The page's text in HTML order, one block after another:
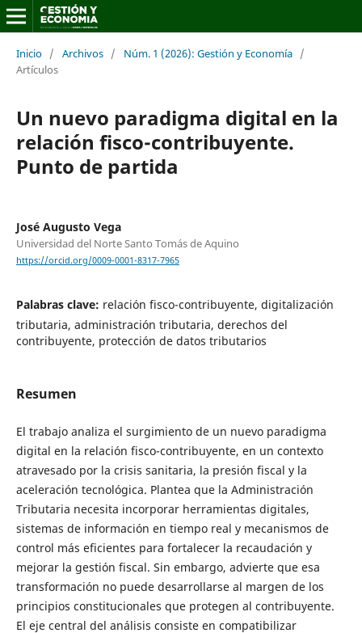
Inicio / Archivos / Núm. 1 (2026): Gestión y Economía /
Artículos
Un nuevo paradigma digital en la
relación fisco-contribuyente.
Punto de partida
José Augusto Vega
Universidad del Norte Santo Tomás de Aquino
https://orcid.org/0009-0001-8317-7965
Palabras clave: relación fisco-contribuyente, digitalización
tributaria, administración tributaria, derechos del
contribuyente, protección de datos tributarios
Resumen
El trabajo analiza el surgimiento de un nuevo paradigma
digital en la relación fisco-contribuyente, en un contexto
atravesado por la crisis sanitaria, la presión fiscal y la
aceleración tecnológica. Plantea que la Administración
Tributaria necesita incorporar herramientas digitales,
sistemas de información en tiempo real y mecanismos de
control más eficientes para fortalecer la recaudación y
mejorar la gestión fiscal. Sin embargo, advierte que esa
transformación no puede desarrollarse al margen de los
principios constitucionales que protegen al contribuyente.
El eje central del análisis consiste en compatibilizar